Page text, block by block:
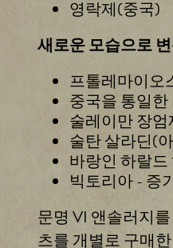
을
클
릭
하
면
Yo
uT
ub
e
의
개
영락제(중국)
새로운 모습으로
프톨레마이오
중국을 통일
술레이만 장
술탄 살라딘(
바랑인 하랄
빅토리아 - 증
문명 VI 앤솔러지
츠를 개별로 구매